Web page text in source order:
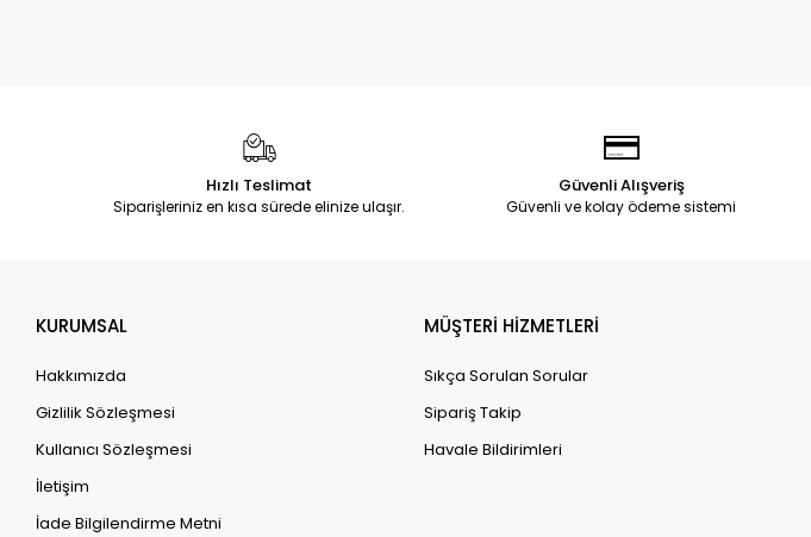
Hızlı Teslimat
Siparişleriniz en kısa sürede elinize ulaşır.
Güvenli Alışveriş
Güvenli ve kolay ödeme sistemi
KURUMSAL
Hakkımızda
Gizlilik Sözleşmesi
Kullanıcı Sözleşmesi
İletişim
İade Bilgilendirme Metni
MÜŞTERİ HİZMETLERİ
Sıkça Sorulan Sorular
Sipariş Takip
Havale Bildirimleri